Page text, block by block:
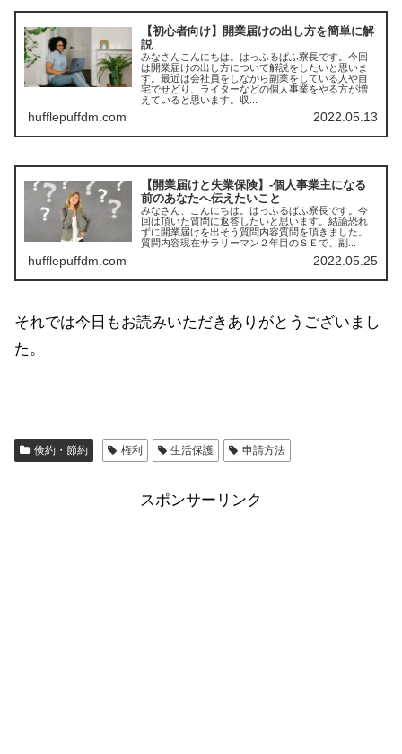
【初心者向け】開業届けの出し方を簡単に解
説
みなさんこんにちは。はっふるぱふ寮長です。今回
は開業届けの出し方について解説をしたいと思いま
す。最近は会社員をしながら副業をしている人や自
宅でせどり、ライターなどの個人事業をやる方が増
えていると思います。収...
hufflepuffdm.com 2022.05.13
【開業届けと失業保険】‐個人事業主になる
前のあなたへ伝えたいこと
みなさん、こんにちは。はっふるぱふ寮長です。今
回は頂いた質問に返答したいと思います。結論恐れ
ずに開業届けを出そう質問内容質問を頂きました。
質問内容現在サラリーマン２年目のＳＥで、副...
hufflepuffdm.com 2022.05.25
それでは今日もお読みいただきありがとうございまし
た。
倹約・節約 権利 生活保護 申請方法
スポンサーリンク